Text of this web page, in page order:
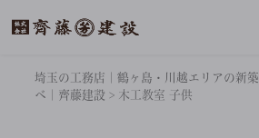
埼玉の工務店｜鶴ヶ島・川越エリアの新
ベ｜齊藤建設 > 木工教室 子供